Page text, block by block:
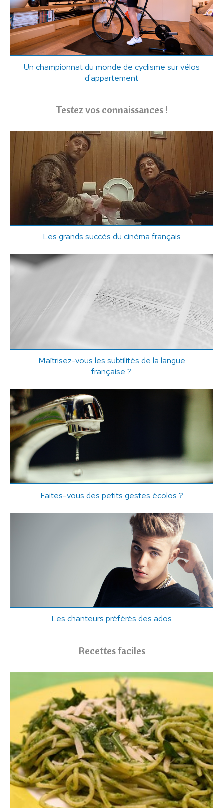
Un championnat du monde de cyclisme sur vélos
d'appartement
Testez vos connaissances !
Les grands succès du cinéma français
Maîtrisez-vous les subtilités de la langue
française ?
Faites-vous des petits gestes écolos ?
Les chanteurs préférés des ados
Recettes faciles